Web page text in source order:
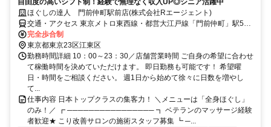
ほぐしの達人 門前仲町駅前店(株式会社Rエージェント)
交通・アクセス 東京メトロ東西線・都営大江戸線「門前仲町」駅5番
出口より徒歩10秒
完全歩合制
東京都東京23区江東区
勤務時間詳細 10：00～23：30／店舗営業時間 ご自身の希望に合わせ
て稼働時間を決めていただけます。 即日勤務も可能です！ 希望曜
日・時間をご相談ください。 週1日から始めて徐々に日数を増やし
て...
仕事内容 日本トップクラスの集客力！ ＼メニューは「全身ほぐし」
のみ！／ ┏ ──────────────── ┓ ベテランのマッサージ経験
者歓迎★ こり改善サロンの施術スタッフ募集 ┗ ─...